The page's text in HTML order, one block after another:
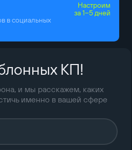
в социальных
Настроим
за 1–5 дней
КП!
и мы расскажем, каких
именно в вашей сфере